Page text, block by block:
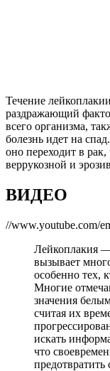
Течение
раздражающий
всего организма,
болезнь идет на
оно переходит в
веррукозной и
ВИДЕО
//www.youtube.com/
Лейкоплакия —
вызывает
особенно тех,
Многие
значения
считая их
искать
что
предотвратить